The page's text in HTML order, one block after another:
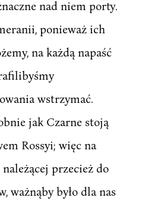
nad niem porty.
ponieważ ich
na każdą napaść
wstrzymać.
jak Czarne stoją
Rossyi; więc na
przecież do
ważnąby było dla nas